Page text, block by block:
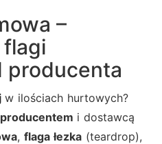
–
flagi
producenta
w ilościach hurtowych?
i dostawcą
,flaga łezka(teardrop),